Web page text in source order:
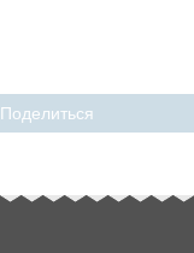
Поделиться